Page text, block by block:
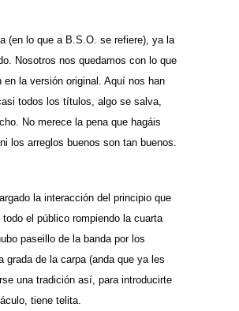
(en lo que a B.S.O. se refiere), ya la
Nosotros nos quedamos con lo que
en la versión original. Aquí nos han
todos los títulos, algo se salva,
No merece la pena que hagáis
los arreglos buenos son tan buenos.
la interacción del principio que
el público rompiendo la cuarta
paseillo de la banda por los
grada de la carpa (anda que ya les
una tradición así, para introducirte
tiene telita.